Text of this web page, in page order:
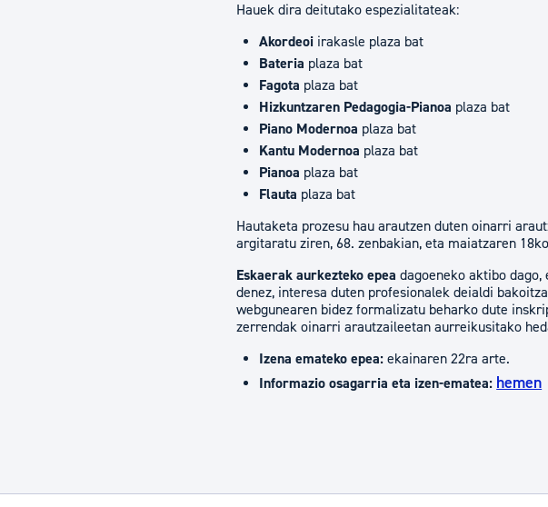
Hauek dira deitutako espezialitateak:
Akordeoi irakasle plaza bat
Bateria plaza bat
Fagota plaza bat
Hizkuntzaren Pedagogia-Pianoa plaza bat
Piano Modernoa plaza bat
Kantu Modernoa plaza bat
Pianoa plaza bat
Flauta plaza bat
Hautaketa prozesu hau arautzen duten oinarri
argitaratu ziren, 68. zenbakian, eta maiatzaren
Eskaerak aurkezteko epea dagoeneko aktibo
denez, interesa duten profesionalek deialdi
webgunearen bidez formalizatu beharko dute
zerrendak oinarri arautzaileetan aurreikusitako
Izena emateko epea:ekainaren 22ra arte.
Informazio osagarria eta izen-ematea: hemen